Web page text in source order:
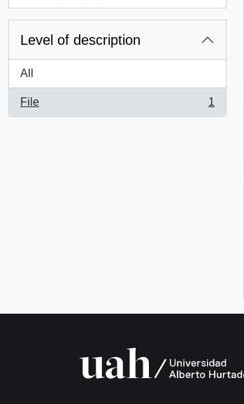
Level of description
All
File
, 1 results
1